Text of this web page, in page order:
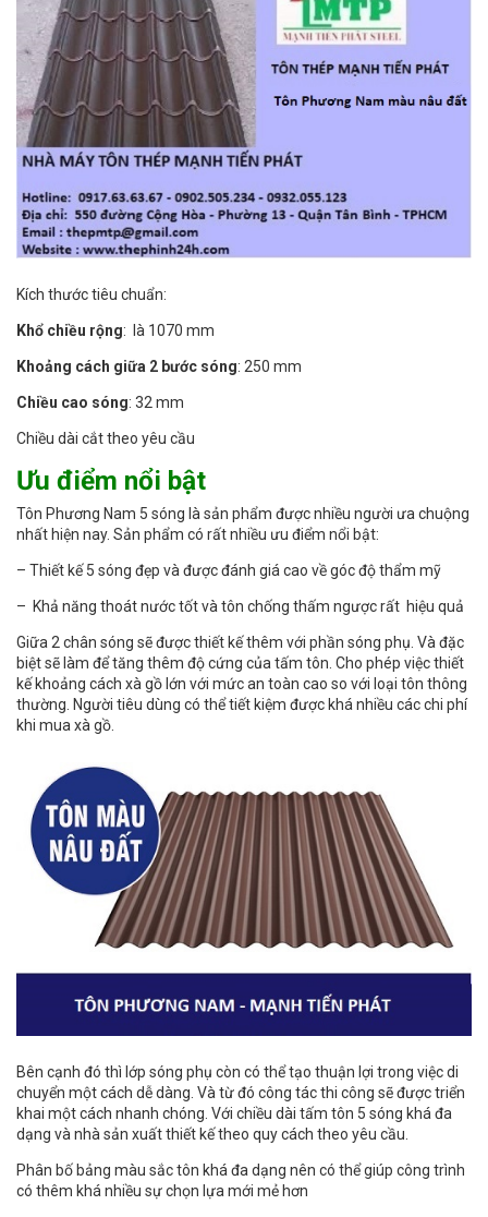
Kích thước tiêu chuẩn:
Khổ chiều rộng: là 1070 mm
Khoảng cách giữa 2 bước sóng: 250 mm
Chiều cao sóng: 32 mm
Chiều dài cắt theo yêu cầu
Ưu điểm nổi bật
Tôn Phương Nam 5 sóng là sản phẩm được nhiều người ưa chuộng
nhất hiện nay. Sản phẩm có rất nhiều ưu điểm nổi bật:
– Thiết kế 5 sóng đẹp và được đánh giá cao về góc độ thẩm mỹ
– Khả năng thoát nước tốt và tôn chống thấm ngược rất hiệu quả
Giữa 2 chân sóng sẽ được thiết kế thêm với phần sóng phụ. Và đặc
biệt sẽ làm để tăng thêm độ cứng của tấm tôn. Cho phép việc thiết
kế khoảng cách xà gồ lớn với mức an toàn cao so với loại tôn thông
thường. Người tiêu dùng có thể tiết kiệm được khá nhiều các chi phí
khi mua xà gồ.
Bên cạnh đó thì lớp sóng phụ còn có thể tạo thuận lợi trong việc di
chuyển một cách dễ dàng. Và từ đó công tác thi công sẽ được triển
khai một cách nhanh chóng. Với chiều dài tấm tôn 5 sóng khá đa
dạng và nhà sản xuất thiết kế theo quy cách theo yêu cầu.
Phân bố bảng màu sắc tôn khá đa dạng nên có thể giúp công trình
có thêm khá nhiều sự chọn lựa mới mẻ hơn